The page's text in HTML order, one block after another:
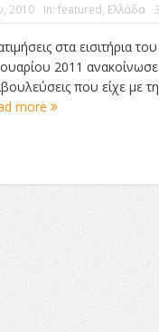
2010 In: featured, Ελλάδα
στα εισιτήρια
2011
που είχε με
more